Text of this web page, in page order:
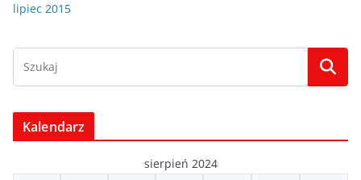
lipiec 2015
Kalendarz
sierpień 2024